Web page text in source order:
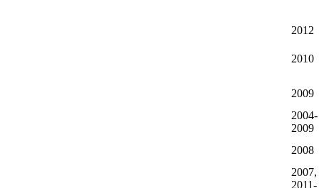
2012
2010
2009
2004-
2009
2008
2007,
2011-